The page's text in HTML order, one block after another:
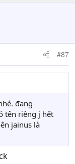
#87
đang
tên riêng j hết
jainus là